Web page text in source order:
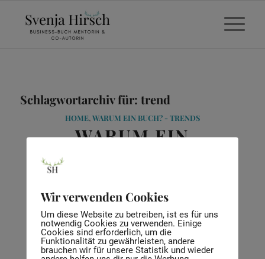
Schlagwortarchiv für: trend
HOME, WARUM EIN BUCH? - TRENDS
WARUM EIN
BUSINESS-BUCH IM
IST
Wir verwenden Cookies
Um diese Website zu betreiben, ist es für uns
notwendig Cookies zu verwenden. Einige
Cookies sind erforderlich, um die
Funktionalität zu gewährleisten, andere
brauchen wir für unsere Statistik und wieder